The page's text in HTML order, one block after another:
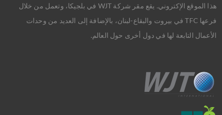
هذا الموقع الإكتروني. يقع مقر شركة WJT في بلجيكا، وتعمل من خلال
فرعها TFC في بيروت والبقاع-لبنان، بالإضافة إلى العديد من وحدات
الأعمال التابعة لها في دول أخرى حول العالم.